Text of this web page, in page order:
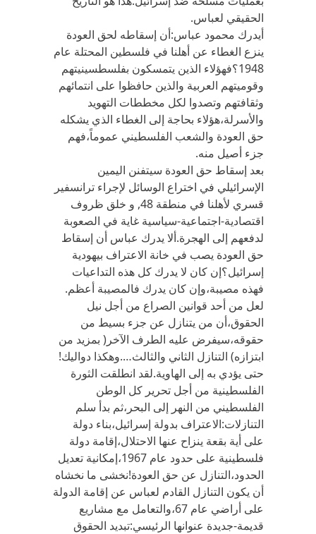
الحقيقي لعباس.
أيدرك محمود عباس:أن إسقاطه لحق العودة
ينزع الغطاء عن أهلنا في فلسطين المحتلة عام
1948؟فهؤلاء الذين يتمسكون بفلسطسينيتهم
وقوميتهم العربية والذين حافظوا على انتمائهم
وثقافتهم وتصدوا لكل مخططات التهويد
والأسرلة،هؤلاء بحاجة إلى الغطاء الذي يشكله
حق العودة والشعب الفلسطيني عموماً،فهم
جزء أصيل منه.
بعد إسقاط حق العودة سيتفنن اليمين
الإسرائيلي في اختراع الوسائل لإجراء ترانسفير
قسري لأهلنا في منطقة 48, و خلق ظروف
اقتصادية-اجتماعية-سياسية غاية في الصعوبة
لدفعهم إلى الهجرة.ألا يدرك عباس أن إسقاط
حق العودة يصب في خانة الاعتراف بيهودية
إسرائيل؟إن كان لا يدرك كل هذه التداعيات
فهذه مصيبة،وإن كان يدرك فالمصيبة أعظم.
لعل من أحد قوانين الصراع من أجل نيل
الحقوق،أن من يتنازل عن جزء بسيط من
حقوقه،سيفرض عليه الطرف الآخر( بمزيد من
ابتزازه) التنازل الثاني والثالث….وهكذا دواليك!
حتى يؤدي به إلى الهاوية.لقد انطلقت الثورة
الفلسطينية من أجل تحرير كل الوطن
الفلسطيني من النهر إلى البحر،ثم بدأ سلم
التنازلات:الاعتراف بدولة إسرائيل،بناء دولة
على أية بقعة ينزاح عنها الاحتلال،إقامة دولة
فلسطينية على حدود عام 1967،إمكانية تعديل
الحدود،التنازل عن حق العودة!نخشى ما نخشاه
أن يكون التنازل القادم لعباس عن إقامة الدولة
على أراضي عام 67،والتعامل مع مشاريع
قديمة-جديدة عنوانها الرئيسي:تبديد الحقوق